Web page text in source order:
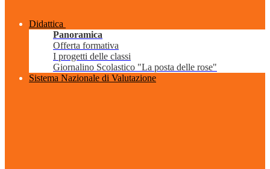
Didattica
Panoramica
Offerta formativa
I progetti delle classi
Giornalino Scolastico "La posta delle rose"
Sistema Nazionale di Valutazione